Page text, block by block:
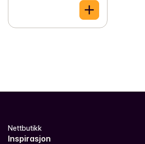
Nettbutikk
Inspirasjon